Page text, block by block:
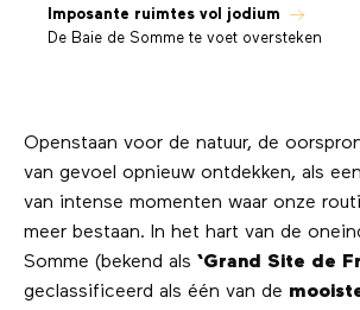
Imposante ruimtes vol jodium
De Baie de Somme te voet oversteken
Openstaan voor de natuur, de
van gevoel opnieuw ontdekken, als
van intense momenten waar onze
meer bestaan. In het hart van de
Somme (bekend als ‘Grand Site de
geclassificeerd als één van de